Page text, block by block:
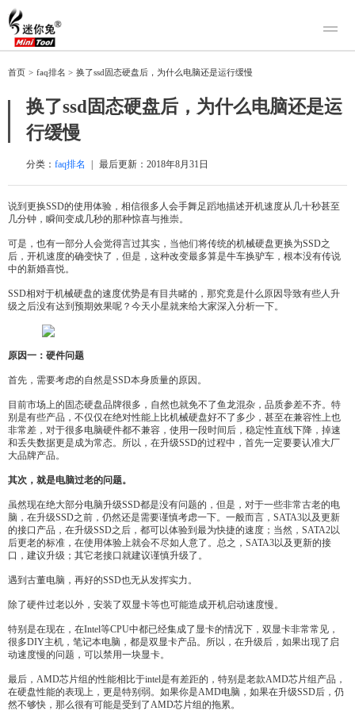
产品
迷你兔分区向导
迷你兔数据备份
下载
购买
人工恢复
关于迷你兔
联系我们
首页 > faq排名 > 换了ssd固态硬盘后，为什么电脑还是运行缓慢
换了ssd固态硬盘后，为什么电脑还是运
行缓慢
分类： faq排名 最后更新： 2018年8月31日
说到更换SSD的使用体验，相信很多人会手舞足蹈地描述开机速度从几十秒甚至
几分钟，瞬间变成几秒的那种惊喜与推崇。
可是，也有一部分人会觉得言过其实，当他们将传统的机械硬盘更换为SSD之
后，开机速度的确变快了，但是，这种改变最多算是牛车换驴车，根本没有传说
中的新婚喜悦。
SSD相对于机械硬盘的速度优势是有目共睹的，那究竟是什么原因导致有些人升
级之后没有达到预期效果呢？今天小星就来给大家深入分析一下。
原因一：硬件问题
首先，需要考虑的自然是SSD本身质量的原因。
目前市场上的固态硬盘品牌很多，自然也就免不了鱼龙混杂，品质参差不齐。特
别是有些产品，不仅仅在绝对性能上比机械硬盘好不了多少，甚至在兼容性上也
非常差，对于很多电脑硬件都不兼容，使用一段时间后，稳定性直线下降，掉速
和丢失数据更是成为常态。所以，在升级SSD的过程中，首先一定要要认准大厂
大品牌产品。
其次，就是电脑过老的问题。
虽然现在绝大部分电脑升级SSD都是没有问题的，但是，对于一些非常古老的电
脑，在升级SSD之前，仍然还是需要谨慎考虑一下。一般而言，SATA3以及更新
的接口产品，在升级SSD之后，都可以体验到最为快捷的速度；当然，SATA2以
后更老的标准，在使用体验上就会不尽如人意了。总之，SATA3以及更新的接
口，建议升级；其它老接口就建议谨慎升级了。
遇到古董电脑，再好的SSD也无从发挥实力。
除了硬件过老以外，安装了双显卡等也可能造成开机启动速度慢。
特别是在现在，在Intel等CPU中都已经集成了显卡的情况下，双显卡非常常见，
很多DIY主机，笔记本电脑，都是双显卡产品。所以，在升级后，如果出现了启
动速度慢的问题，可以禁用一块显卡。
最后，AMD芯片组的性能相比于intel是有差距的，特别是老款AMD芯片组产品，
在硬盘性能的表现上，更是特别弱。如果你是AMD电脑，如果在升级SSD后，仍
然不够快，那么很有可能是受到了AMD芯片组的拖累。